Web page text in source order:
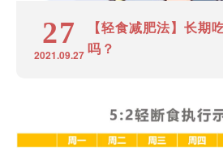
27
2021.09.27
【轻食减肥法】长期
吗？